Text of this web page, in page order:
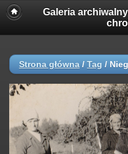
Galeria
Strona główna / Tag /